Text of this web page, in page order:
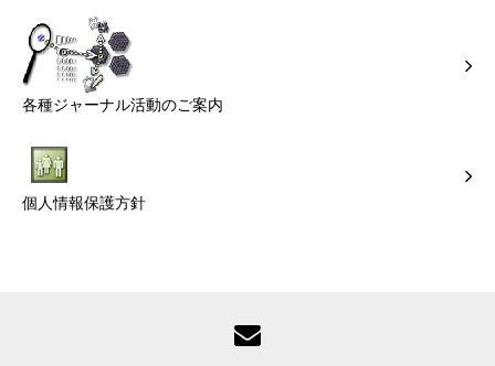
各種ジャーナル活動のご案内
個人情報保護方針